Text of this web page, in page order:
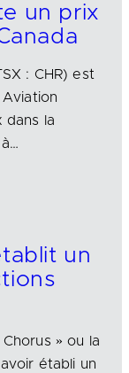
un prix
: CHR) est
dans la
un
» ou la
établi un